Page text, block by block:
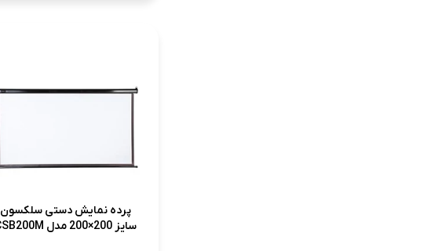
پرده نمایش دستی سلکسون
سایز 200×200 مدل CSB200M